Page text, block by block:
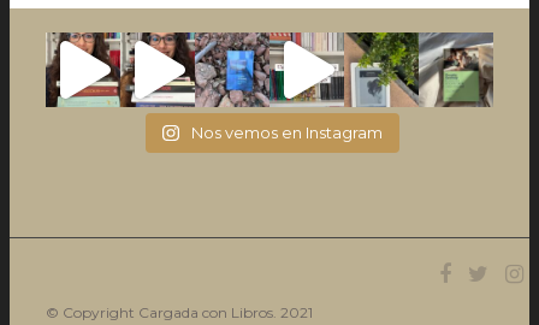
Nos vemos en Instagram
© Copyright Cargada con Libros. 2021